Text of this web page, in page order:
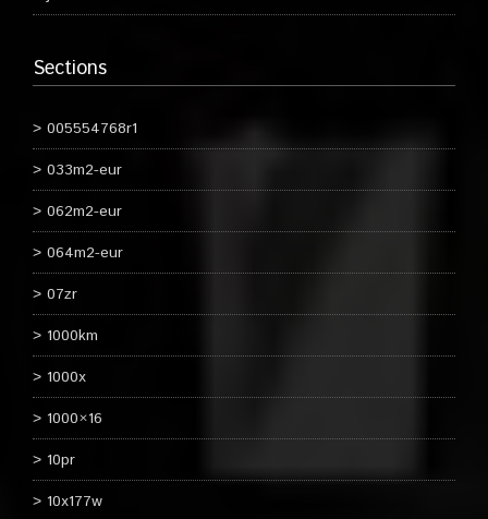
Sections
005554768r1
033m2-eur
062m2-eur
064m2-eur
07zr
1000km
1000x
1000×16
10pr
10x177w